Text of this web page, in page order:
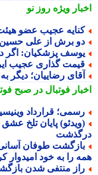
ویژهروز نو
عجیب عضو هیئت
برش از علی حسین
پزشکیان: اگر
گذاری عجیب ایران
رضاییان؛ دیگر به
فوتبال در صبح
قرارداد وینیسیوس با رئال
پایان تلخ عشق
طوفان آسانی؛
را به خود امیدوار کرد
منتفی شدن بازگشت